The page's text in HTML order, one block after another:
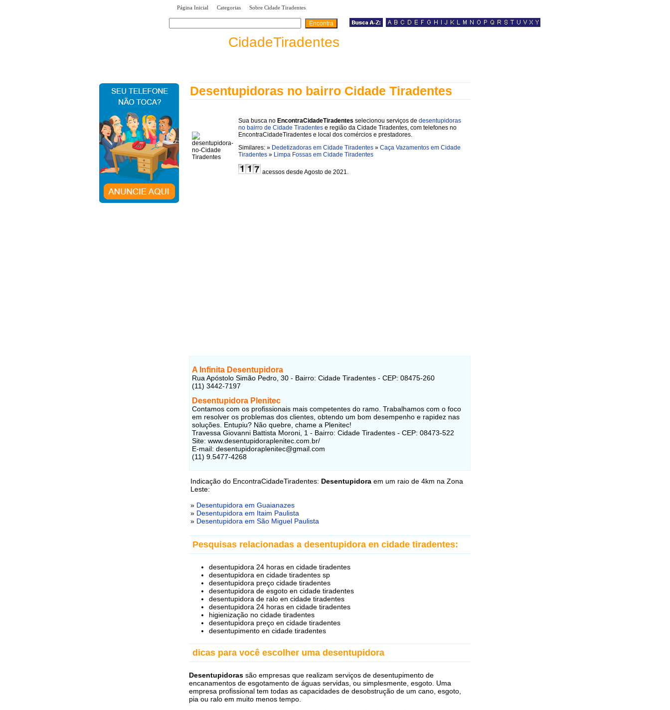
Página Inicial Categorias Sobre Cidade Tiradentes
CidadeTiradentes
Desentupidoras no bairro Cidade Tiradentes
Sua busca no EncontraCidadeTiradentes selecionou serviços de desentupidoras
no bairro de Cidade Tiradentes e região da Cidade Tiradentes, com telefones no
EncontraCidadeTiradentes e local dos comércios e prestadores.
Similares: » Dedetizadoras em Cidade Tiradentes » Caça Vazamentos em Cidade
Tiradentes » Limpa Fossas em Cidade Tiradentes
acessos desde Agosto de 2021.
A Infinita Desentupidora
Rua Apóstolo Simão Pedro, 30 - Bairro: Cidade Tiradentes - CEP: 08475-260
(11) 3442-7197
Desentupidora Plenitec
Contamos com os profissionais mais competentes do ramo. Trabalhamos com o foco
em resolver os problemas dos clientes, obtendo um bom desempenho e rapidez nas
soluções. Entupiu? Não quebre, chame a Plenitec!
Travessa Giovanni Battista Moroni, 1 - Bairro: Cidade Tiradentes - CEP: 08473-522
Site: www.desentupidoraplenitec.com.br/
E-mail: desentupidoraplenitec@gmail.com
(11) 9.5477-4268
Indicação do EncontraCidadeTiradentes: Desentupidora em um raio de 4km na Zona
Leste:
» Desentupidora em Guaianazes
» Desentupidora em Itaim Paulista
» Desentupidora em São Miguel Paulista
Pesquisas relacionadas a desentupidora en cidade tiradentes:
desentupidora 24 horas en cidade tiradentes
desentupidora en cidade tiradentes sp
desentupidora preço cidade tiradentes
desentupidora de esgoto en cidade tiradentes
desentupidora de ralo en cidade tiradentes
desentupidora 24 horas en cidade tiradentes
higienização no cidade tiradentes
desentupidora preço en cidade tiradentes
desentupimento en cidade tiradentes
dicas para você escolher uma desentupidora
Desentupidoras são empresas que realizam serviços de desentupimento de
encanamentos de esgotamento de águas servidas, ou simplesmente, esgoto. Uma
empresa profissional tem todas as capacidades de desobstrução de um cano, esgoto,
pia ou ralo em muito menos tempo.